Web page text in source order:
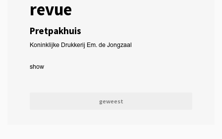
revue
Pretpakhuis
Koninklijke Drukkerij Em. de Jongzaal
show
geweest